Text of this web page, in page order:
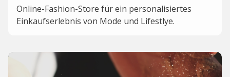
Online-Fashion-Store für ein personalisiertes
Einkaufserlebnis von Mode und Lifestlye.